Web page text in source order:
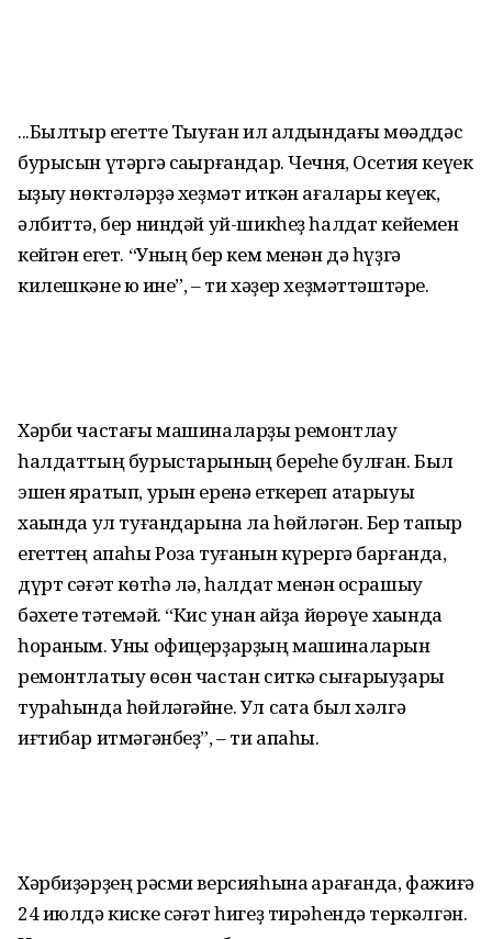
...Былтыр егетте Тыуған ил алдындағы мөҡәддәс
бурысын үтәргә саҡырғандар. Чечня, Осетия кеүек
ҡыҙыу нөктәләрҙә хеҙмәт иткән ағалары кеүек,
әлбиттә, бер ниндәй уй-шикһеҙ һалдат кейемен
кейгән егет. “Уның бер кем менән дә һүҙгә
килешкәне юҡ ине”, – ти хәҙер хеҙмәттәштәре.
Хәрби частағы машиналарҙы ремонтлау
һалдаттың бурыстарының береһе булған. Был
эшен яратып, урын еренә еткереп атҡарыуы
хаҡында ул туғандарына ла һөйләгән. Бер тапҡыр
егеттең апаһы Роза туғанын күрергә барғанда,
дүрт сәғәт көтһә лә, һалдат менән осрашыу
бәхете тәтемәй. “Кис унан ҡайҙа йөрөүе хаҡында
һораным. Уны офицерҙарҙың машиналарын
ремонтлатыу өсөн частан ситкә сығарыуҙары
тураһында һөйләгәйне. Ул саҡта был хәлгә
иғтибар итмәгәнбеҙ”, – ти апаһы.
Хәрбиҙәрҙең рәсми версияһына ҡарағанда, фажиғә
24 июлдә киске сәғәт һигеҙ тирәһендә теркәлгән.